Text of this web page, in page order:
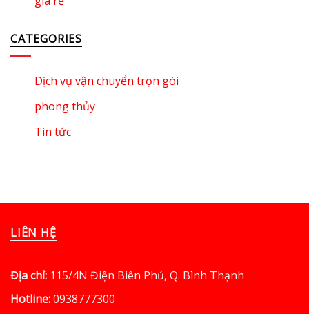
CATEGORIES
Dịch vụ vận chuyển trọn gói
phong thủy
Tin tức
LIÊN HỆ
Địa chỉ: 115/4N Điện Biên Phủ, Q. Bình Thạnh
Hotline:0938777300